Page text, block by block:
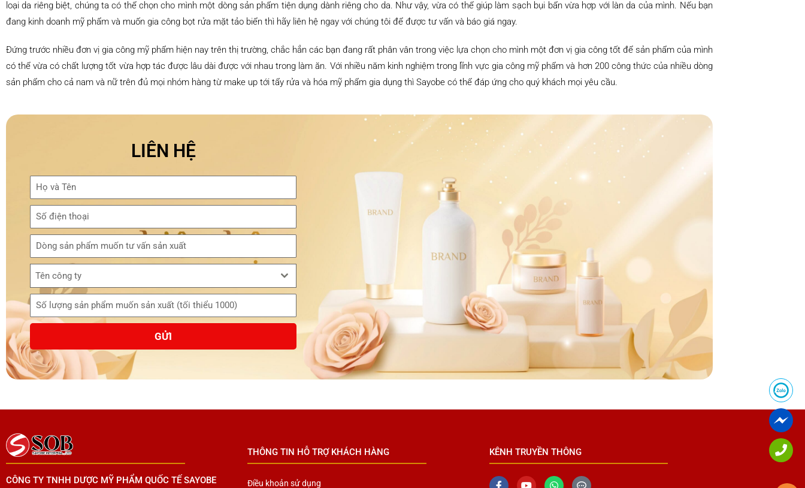
loại da riêng biệt, chúng ta có thể chọn cho mình một dòng sản phẩm tiện dụng dành riêng cho da. Như vậy, vừa có thể giúp làm sạch bụi bẩn vừa hợp với làn da của mình. Nếu bạn
đang kinh doanh mỹ phẩm và muốn gia công bọt rửa mặt tảo biển thì hãy liên hệ ngay với chúng tôi để được tư vấn và báo giá ngay.
Đứng trước nhiều đơn vị gia công mỹ phẩm hiện nay trên thị trường, chắc hẳn các bạn đang rất phân vân trong việc lựa chọn cho mình một đơn vị gia công tốt để sản phẩm của mình
có thể vừa có chất lượng tốt vừa hợp tác được lâu dài được với nhau trong làm ăn. Với nhiều năm kinh nghiệm trong lĩnh vực gia công mỹ phẩm và hơn 200 công thức của nhiều dòng
sản phẩm cho cả nam và nữ trên đủ mọi nhóm hàng từ make up tới tẩy rửa và hóa mỹ phẩm gia dụng thì Sayobe có thể đáp ứng cho quý khách mọi yêu cầu.
LIÊN HỆ
Tên công ty
GỬI
THÔNG TIN HỖ TRỢ KHÁCH HÀNG KÊNH TRUYỀN THÔNG
CÔNG TY TNHH DƯỢC MỸ PHẨM QUỐC TẾ SAYOBE Điều khoản sử dụng